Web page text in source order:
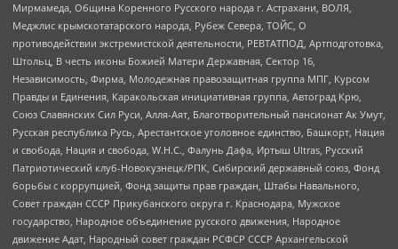
Мирмамеда, Община Коренного Русского народа г. Астрахани, ВОЛЯ,
Меджлис крымскотатарского народа, Рубеж Севера, ТОЙС, О
противодействии экстремистской деятельности, РЕВТАТПОД, Артподготовка,
Штольц, В честь иконы Божией Матери Державная, Сектор 16,
Независимость, Фирма, Молодежная правозащитная группа МПГ, Курсом
Правды и Единения, Каракольская инициативная группа, Автоград Крю,
Союз Славянских Сил Руси, Алля-Аят, Благотворительный пансионат Ак Умут,
Русская республика Русь, Арестантское уголовное единство, Башкорт, Нация
и свобода, Нация и свобода, W.H.С., Фалунь Дафа, Иртыш Ultras, Русский
Патриотический клуб-Новокузнецк/РПК, Сибирский державный союз, Фонд
борьбы с коррупцией, Фонд защиты прав граждан, Штабы Навального,
Совет граждан СССР Прикубанского округа г. Краснодара, Мужское
государство, Народное объединение русского движения, Народное
движение Адат, Народный совет граждан РСФСР СССР Архангельской